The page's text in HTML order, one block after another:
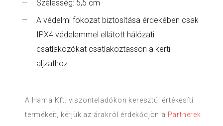
Szélesség: 5,5 cm
A védelmi fokozat biztosítása érdekében csak
IPX4 védelemmel ellátott hálózati
csatlakozókat csatlakoztasson a kerti
aljzathoz
A Hama Kft. viszonteladókon keresztül értékesíti
termékeit, kérjük az árakról érdekődjön a Partnerek